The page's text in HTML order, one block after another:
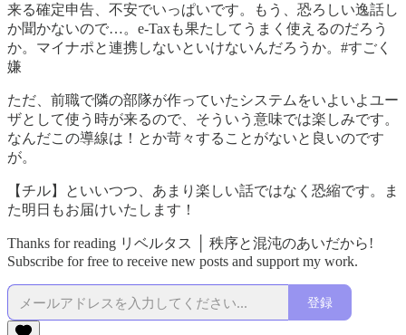
来る確定申告、不安でいっぱいです。もう、恐ろしい逸話し
か聞かないので…。e-Taxも果たしてうまく使えるのだろう
か。マイナポと連携しないといけないんだろうか。#すごく
嫌
ただ、前職で隣の部隊が作っていたシステムをいよいよユー
ザとして使う時が来るので、そういう意味では楽しみです。
なんだこの導線は！とか苛々することがないと良いのです
が。
【チル】といいつつ、あまり楽しい話ではなく恐縮です。ま
た明日もお届けいたします！
Thanks for reading リベルタス │ 秩序と混沌のあいだから!
Subscribe for free to receive new posts and support my work.
登録